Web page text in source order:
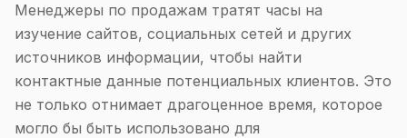
Менеджеры по продажам тратят часы на
изучение сайтов, социальных сетей и других
источников информации, чтобы найти
контактные данные потенциальных клиентов. Это
не только отнимает драгоценное время, которое
могло бы быть использовано для